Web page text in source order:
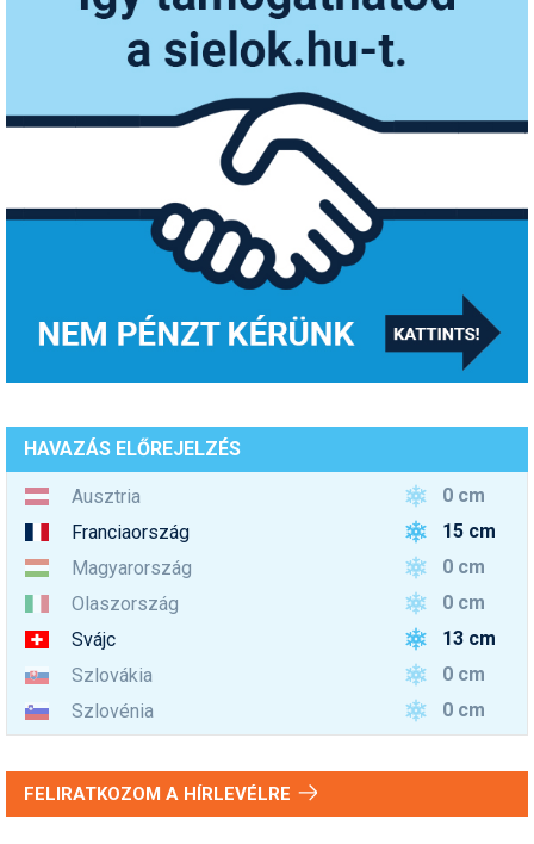
HAVAZÁS ELŐREJELZÉS
Ausztria
0 cm
Franciaország
15 cm
Magyarország
0 cm
Olaszország
0 cm
Svájc
13 cm
Szlovákia
0 cm
Szlovénia
0 cm
FELIRATKOZOM A HÍRLEVÉLRE